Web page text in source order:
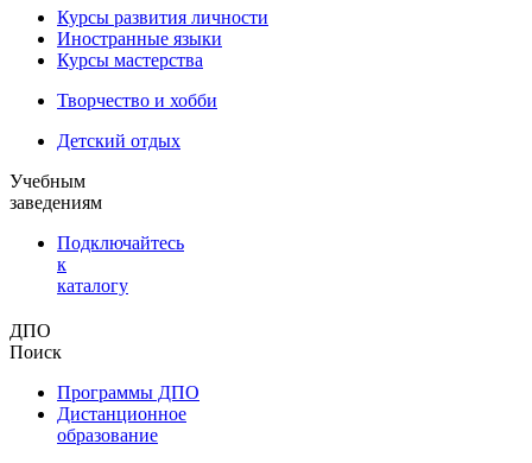
Курсы развития личности
Иностранные языки
Курсы мастерства
Творчество и хобби
Детский отдых
Учебным
заведениям
Подключайтесь
к
каталогу
ДПО
Поиск
Программы ДПО
Дистанционное
образование